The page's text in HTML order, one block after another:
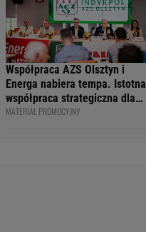
Współpraca AZS Olsztyn i
Energa nabiera tempa. Istotna
współpraca strategiczna dla
siatkarskiego klubu i marki
MATERIAŁ PROMOCYJNY